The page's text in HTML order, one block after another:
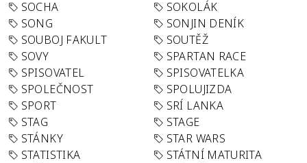
SOCHA
SOKOLÁK
SONG
SONJIN DENÍK
SOUBOJ FAKULT
SOUTĚŽ
SOVY
SPARTAN RACE
SPISOVATEL
SPISOVATELKA
SPOLEČNOST
SPOLUJIZDA
SPORT
SRÍ LANKA
STAG
STAGE
STÁNKY
STAR WARS
STATISTIKA
STÁTNÍ MATURITA